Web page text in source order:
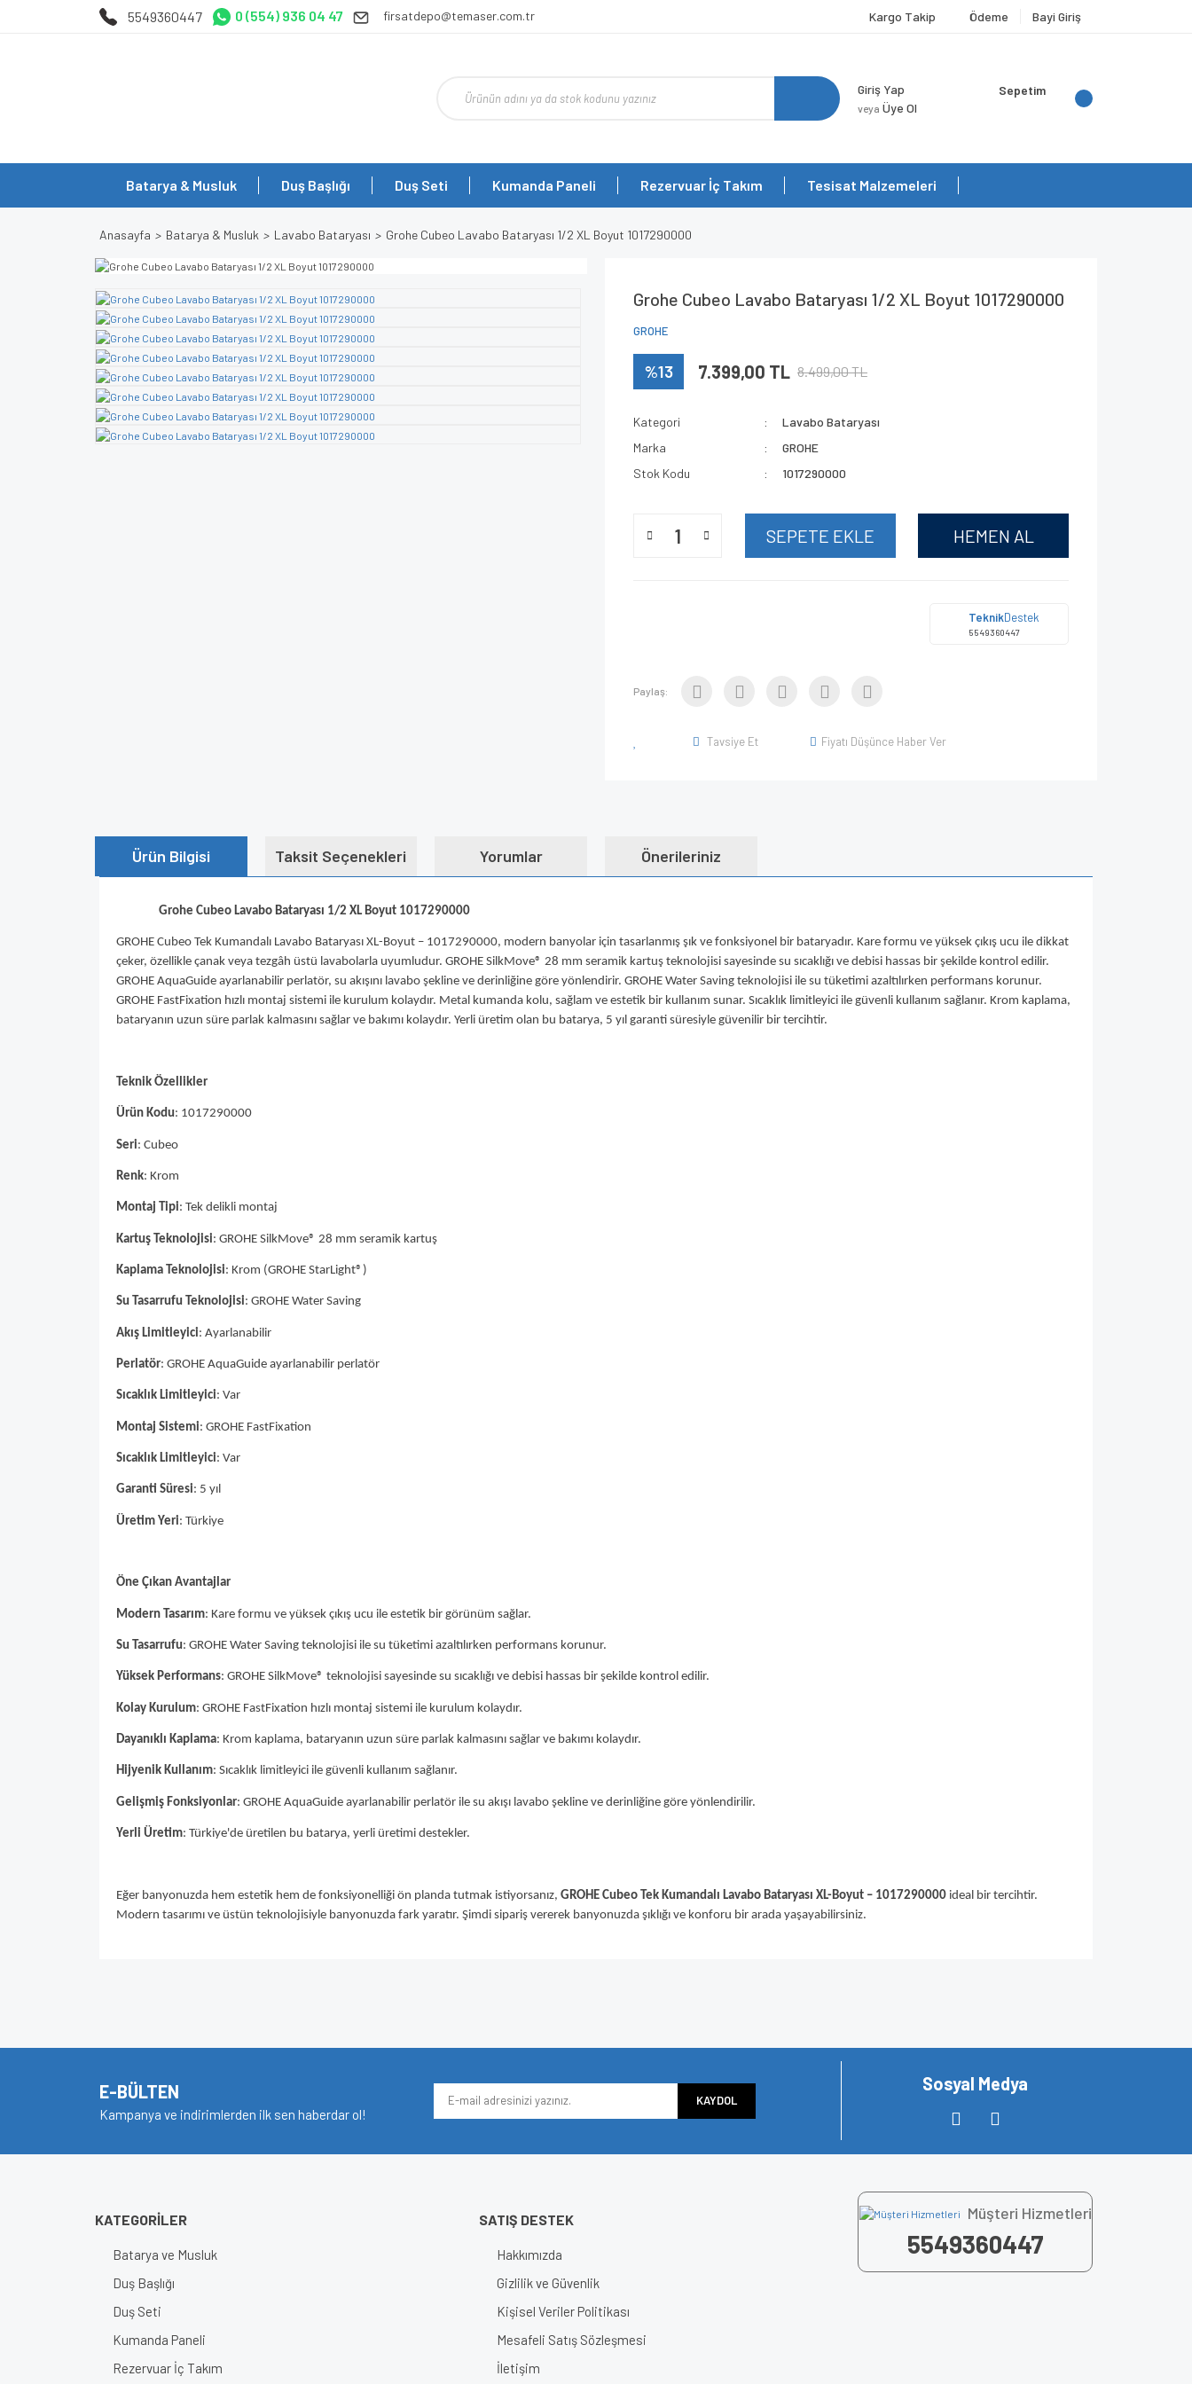
5549360447 0 (554) 936 04 47 firsatdepo@temaser.com.tr Kargo Takip Ödeme Bayi Giriş
Giriş Yap
veya Üye Ol
Sepetim
Batarya & Musluk Duş Başlığı Duş Seti Kumanda Paneli Rezervuar İç Takım Tesisat Malzemeleri
Anasayfa Batarya & Musluk Lavabo Bataryası Grohe Cubeo Lavabo Bataryası 1/2 XL Boyut 1017290000
Grohe Cubeo Lavabo Bataryası 1/2 XL Boyut 1017290000
GROHE
%13 7.399,00 TL 8.499,00 TL
Kategori
Lavabo Bataryası
Marka
GROHE
Stok Kodu
1017290000
SEPETE EKLE HEMEN AL
TeknikDestek
5549360447
Paylaş:
Tavsiye Et Fiyatı Düşünce Haber Ver
Ürün Bilgisi Taksit Seçenekleri Yorumlar Önerileriniz
Grohe Cubeo Lavabo Bataryası 1/2 XL Boyut 1017290000
GROHE Cubeo Tek Kumandalı Lavabo Bataryası XL-Boyut – 1017290000, modern banyolar için tasarlanmış şık ve fonksiyonel bir bataryadır. Kare formu ve yüksek çıkış ucu ile dikkat
çeker, özellikle çanak veya tezgâh üstü lavabolarla uyumludur. GROHE SilkMove® 28 mm seramik kartuş teknolojisi sayesinde su sıcaklığı ve debisi hassas bir şekilde kontrol edilir.
GROHE AquaGuide ayarlanabilir perlatör, su akışını lavabo şekline ve derinliğine göre yönlendirir. GROHE Water Saving teknolojisi ile su tüketimi azaltılırken performans korunur.
GROHE FastFixation hızlı montaj sistemi ile kurulum kolaydır. Metal kumanda kolu, sağlam ve estetik bir kullanım sunar. Sıcaklık limitleyici ile güvenli kullanım sağlanır. Krom kaplama,
bataryanın uzun süre parlak kalmasını sağlar ve bakımı kolaydır. Yerli üretim olan bu batarya, 5 yıl garanti süresiyle güvenilir bir tercihtir.
Teknik Özellikler
Ürün Kodu: 1017290000
Seri: Cubeo
Renk: Krom
Montaj Tipi: Tek delikli montaj
Kartuş Teknolojisi: GROHE SilkMove® 28 mm seramik kartuş
Kaplama Teknolojisi: Krom (GROHE StarLight®)
Su Tasarrufu Teknolojisi: GROHE Water Saving
Akış Limitleyici: Ayarlanabilir
Perlatör: GROHE AquaGuide ayarlanabilir perlatör
Sıcaklık Limitleyici: Var
Montaj Sistemi: GROHE FastFixation
Sıcaklık Limitleyici: Var
Garanti Süresi: 5 yıl
Üretim Yeri: Türkiye
Öne Çıkan Avantajlar
Modern Tasarım: Kare formu ve yüksek çıkış ucu ile estetik bir görünüm sağlar.
Su Tasarrufu: GROHE Water Saving teknolojisi ile su tüketimi azaltılırken performans korunur.
Yüksek Performans: GROHE SilkMove® teknolojisi sayesinde su sıcaklığı ve debisi hassas bir şekilde kontrol edilir.
Kolay Kurulum: GROHE FastFixation hızlı montaj sistemi ile kurulum kolaydır.
Dayanıklı Kaplama: Krom kaplama, bataryanın uzun süre parlak kalmasını sağlar ve bakımı kolaydır.
Hijyenik Kullanım: Sıcaklık limitleyici ile güvenli kullanım sağlanır.
Gelişmiş Fonksiyonlar: GROHE AquaGuide ayarlanabilir perlatör ile su akışı lavabo şekline ve derinliğine göre yönlendirilir.
Yerli Üretim: Türkiye'de üretilen bu batarya, yerli üretimi destekler.
Eğer banyonuzda hem estetik hem de fonksiyonelliği ön planda tutmak istiyorsanız, GROHE Cubeo Tek Kumandalı Lavabo Bataryası XL-Boyut – 1017290000 ideal bir tercihtir.
Modern tasarımı ve üstün teknolojisiyle banyonuzda fark yaratır. Şimdi sipariş vererek banyonuzda şıklığı ve konforu bir arada yaşayabilirsiniz.
Ürün resmi kalitesiz, bozuk veya görüntülenemiyor.
Ürün bilgilerinde hatalar bulunuyor.
Gönder
E-BÜLTEN
Kampanya ve indirimlerden ilk sen haberdar ol!
KAYDOL
Sosyal Medya
KATEGORİLER
Batarya ve Musluk
Duş Başlığı
Duş Seti
Kumanda Paneli
Rezervuar İç Takım
SATIŞ DESTEK
Hakkımızda
Gizlilik ve Güvenlik
Kişisel Veriler Politikası
Mesafeli Satış Sözleşmesi
İletişim
Müşteri Hizmetleri
5549360447